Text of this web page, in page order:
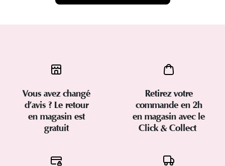
Vous avez changé
d’avis ? Le retour
en magasin est
gratuit
Retirez votre
commande en 2h
en magasin avec le
Click & Collect